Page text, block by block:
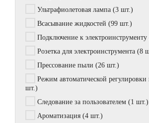
Ультрафиолетовая лампа (3 шт.)
Всасывание жидкостей (99 шт.)
Подключение к электроинструменту
Розетка для электроинструмента (8
Прессование пыли (26 шт.)
Режим автоматической
шт.)
Следование за пользователем (1 шт.)
Ароматизация (4 шт.)